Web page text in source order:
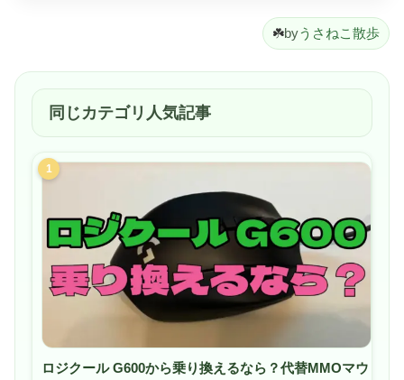
☘️byうさねこ散歩
同じカテゴリ人気記事
1
ロジクール G600から乗り換えるなら？代替MMOマウ